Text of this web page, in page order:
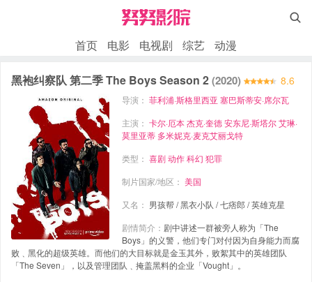

首页 电影 电视剧 综艺 动漫
黑袍纠察队 第二季 The Boys Season 2(2020) 8.6
导演：菲利浦·斯格里西亚 塞巴斯蒂安·席尔瓦
主演：卡尔·厄本 杰克·奎德 安东尼·斯塔尔 艾琳·
莫里亚蒂 多米妮克·麦克艾丽戈特
类型：喜剧 动作 科幻 犯罪
制片国家/地区：美国
又名： 男孩帮 / 黑衣小队 / 七痞郎 / 英雄克星
剧情简介： 剧中讲述一群被旁人称为「The
Boys」的义警，他们专门对付因为自身能力而腐
败﹑黑化的超级英雄。而他们的大目标就是金玉其外，败絮其中的英雄团队
「The Seven」，以及管理团队﹑掩盖黑料的企业「Vought」。